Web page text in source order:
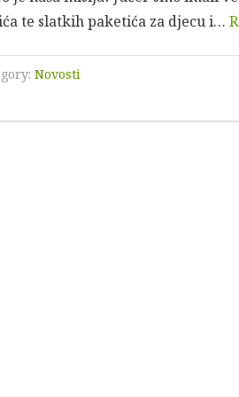
te slatkih paketića za djecu i…
Novosti